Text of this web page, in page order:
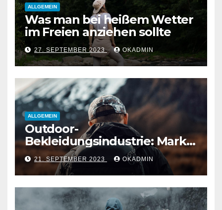
ALLGEMEIN
Was man bei heißem Wetter
im Freien anziehen sollte
27. SEPTEMBER 2023 OKADMIN
ALLGEMEIN
Outdoor-
Bekleidungsindustrie: Markt,
Schlüsseltrends und
Käuferverhalten
21. SEPTEMBER 2023 OKADMIN